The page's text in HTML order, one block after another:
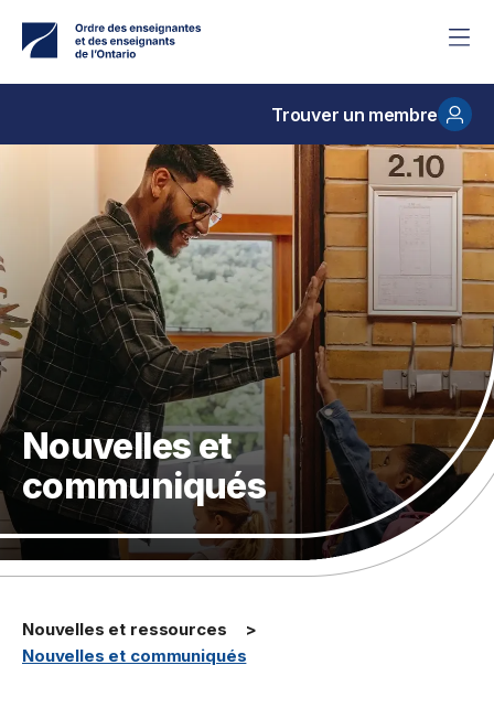
contenu
Trouver un membre
Nouvelles et
communiqués
Nouvelles et ressources
Nouvelles et communiqués